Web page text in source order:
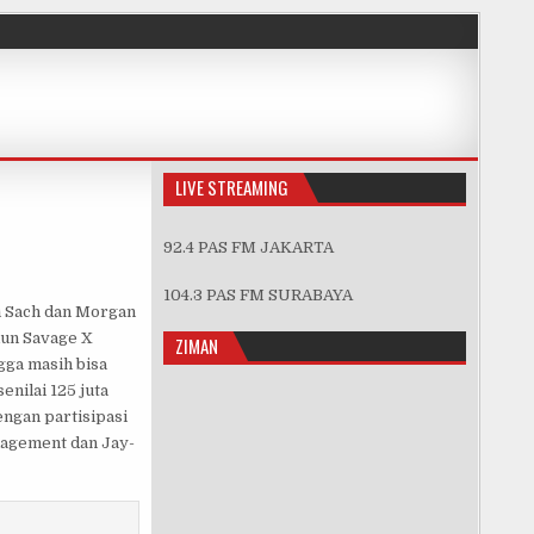
dan Morgan
Savage X
masih bisa
125 juta
partisipasi
dan Jay-
LIVE STREAMING
92.4 PAS FM JAKARTA
104.3 PAS FM SURABAYA
ZIMAN